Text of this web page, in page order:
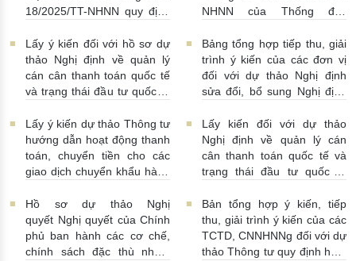
18/2025/TT-NHNN quy định
sẻ thông tin của Hệ thống
thông tin phục vụ công tác
giám sát hoạt động QTDND
và tổ chức TCVM
NHNN của Thống đốc
tiền của NHNN 03/08/2026 |
11:16:00
Lấy ý kiến đối với hồ sơ dự
thảo Nghị định về quản lý
cán cân thanh toán quốc tế
và trạng thái đầu tư quốc tế
10:00:00
Bảng tổng hợp tiếp thu, giải
trình ý kiến của các đơn vị
đối với dự thảo Nghị định
sửa đổi, bổ sung Nghị định
30/07/2026 | 09:09:00
Lấy ý kiến dự thảo Thông tư
hướng dẫn hoạt động thanh
toán, chuyển tiền cho các
giao dịch chuyển khẩu hàng
Lấy kiến đối với dự thảo
Nghị định về quản lý cán
cân thanh toán quốc tế và
trạng thái đầu tư quốc tế
15:00:00
Hồ sơ dự thảo Nghị
quyết Nghị quyết của Chính
phủ ban hành các cơ chế,
chính sách đặc thù nhằm
Bản tổng hợp ý kiến, tiếp
thu, giải trình ý kiến của các
TCTD, CNNHNNg đối với dự
thảo Thông tư quy định hoạt